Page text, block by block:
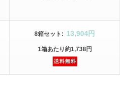
8箱セット : 13,904円
1箱あたり約1,738円